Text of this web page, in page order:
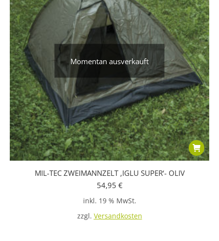
Momentan ausverkauft
MIL-TEC ZWEIMANNZELT ‚IGLU SUPER‘- OLIV
54,95 €
inkl. 19 % MwSt.
zzgl. Versandkosten